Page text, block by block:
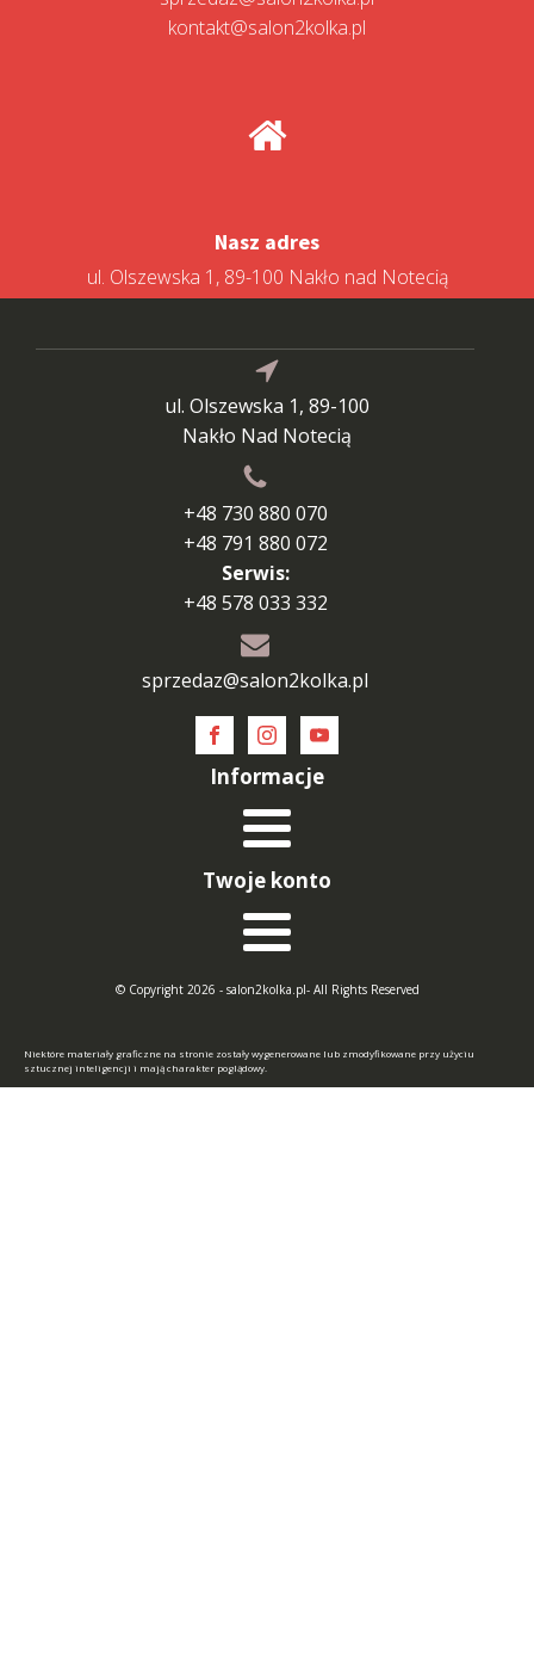
kontakt@salon2kolka.pl
Nasz adres
ul. Olszewska 1, 89-100 Nakło nad Notecią
ul. Olszewska 1, 89-100
Nakło Nad Notecią
+48 730 880 070
+48 791 880 072
Serwis:
+48 578 033 332
sprzedaz@salon2kolka.pl
Informacje
Twoje konto
© Copyright 2026 - salon2kolka.pl- All Rights Reserved
Niektóre materiały graficzne na stronie zostały wygenerowane lub zmodyfikowane przy użyciu
sztucznej inteligencji i mają charakter poglądowy.